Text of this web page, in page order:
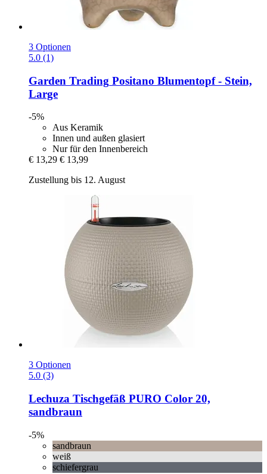
3 Optionen
5.0 (1)
Garden Trading Positano Blumentopf -​ Stein,
Large
-5%
Aus Keramik
Innen und außen glasiert
Nur für den Innenbereich
€ 13,29 € 13,99
Zustellung bis 12. August
3 Optionen
5.0 (3)
Lechuza Tischgefäß PURO Color 20,
sandbraun
-5%
sandbraun
weiß
schiefergrau